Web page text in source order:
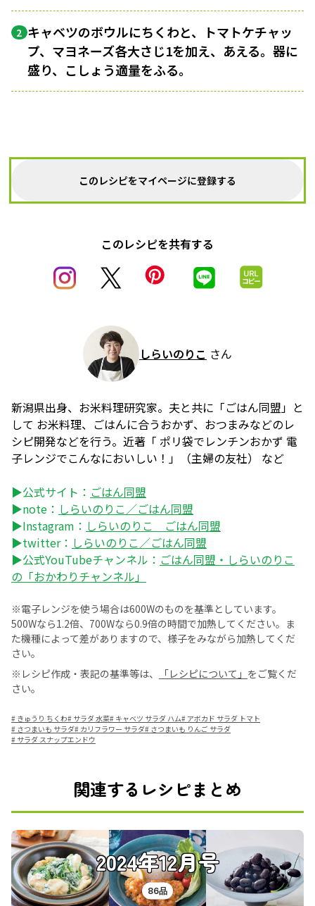
2 キャベツのボウルにちくわと、トマトケチャッ
プ、マヨネーズ各大さじ1を加え、あえる。器に
盛り、こしょう適量をふる。
このレシピをマイページに登録する
このレシピを共有する
しらいのりこ さん
新潟県出身、お米料理研究家。夫と共に「ごはん同盟」と
して お米料理、ごはんに合うおかず、おつまみなどのレ
シピ開発などを行う。近著「 ポリ袋でレンチンおかず 電
子レンジでこんなにおいしい！」（主婦の友社） など
▶公式サイト： ごはん同盟
▶note： しらいのりこ／ごはん同盟
▶Instagram： しらいのりこ ごはん同盟
▶twitter： しらいのりこ／ごはん同盟
▶公式YouTubeチャンネル： ごはん同盟・しらいのりこ
の「おかわりチャンネル」
※電子レンジを使う場合は600Wのものを基準としています。
500Wなら1.2倍、700Wなら0.9倍の時間で加熱してください。ま
た機種によって差がありますので、様子をみながら加熱してくだ
さい。
※レシピ作成・表記の基準等は、
「レシピについて」 をご覧くだ
さい。
# きゅうり ちくわ# サラダ 水菜# キャベツ サラダ ハム# アボカド サラダ トマト
# さつまいも サラダ# カリフラワー サラダ# さつまいも りんご サラダ
# サラダ スナップエンドウ
関連するレシピまとめ
2024年12月号
86品